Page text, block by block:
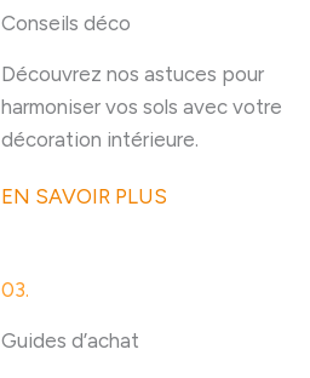
Conseils déco
Découvrez nos astuces pour
harmoniser vos sols avec votre
décoration intérieure.
EN SAVOIR PLUS
03.
Guides d’achat